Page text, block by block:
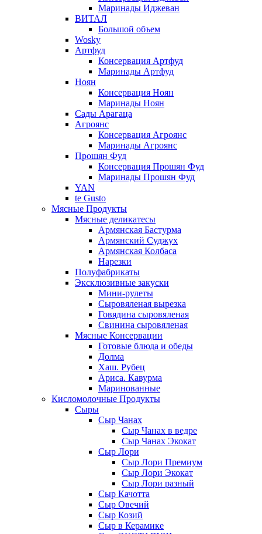
Маринады Иджеван
ВИТАЛ
Большой объем
Wosky
Артфуд
Консервация Артфуд
Маринады Артфуд
Ноян
Консервация Ноян
Маринады Ноян
Сады Арагаца
Агроянс
Консервация Агроянс
Маринады Агроянс
Прошян Фуд
Консервация Прошян Фуд
Маринады Прошян Фуд
YAN
te Gusto
Мясные Продукты
Мясные деликатесы
Армянская Бастурма
Армянский Суджух
Армянская Колбаса
Нарезки
Полуфабрикаты
Эксклюзивные закуски
Мини-рулеты
Сыровяленая вырезка
Говядина сыровяленая
Свинина сыровяленая
Мясные Консервации
Готовые блюда и обеды
Долма
Хаш. Рубец
Ариса. Кавурма
Маринованные
Кисломолочные Продукты
Сыры
Сыр Чанах
Сыр Чанах в ведре
Сыр Чанах Экокат
Сыр Лори
Сыр Лори Премиум
Сыр Лори Экокат
Сыр Лори разный
Сыр Качотта
Сыр Овечий
Сыр Козий
Сыр в Керамике